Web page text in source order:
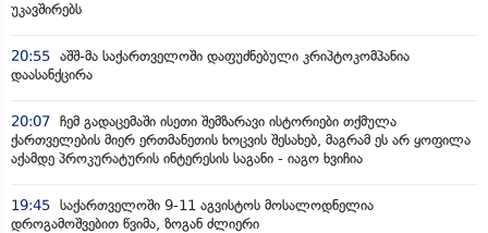
უკავშირებს
20:55 აშშ-მა საქართველოში დაფუძნებული კრიპტოკომპანია
დაასანქცირა
20:07 ჩემ გადაცემაში ისეთი შემზარავი ისტორიები თქმულა
ქართველების მიერ ერთმანეთის ხოცვის შესახებ, მაგრამ ეს არ ყოფილა
აქამდე პროკურატურის ინტერესის საგანი - იაგო ხვიჩია
19:45 საქართველოში 9-11 აგვისტოს მოსალოდნელია
დროგამოშვებით წვიმა, ზოგან ძლიერი